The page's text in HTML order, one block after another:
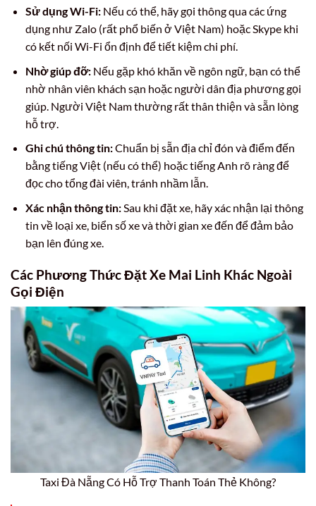
Sử dụng Wi-Fi:Nếu có thể, hãy gọi thông qua các ứng
dụng như Zalo (rất phổ biến ở Việt Nam) hoặc Skype khi
có kết nối Wi-Fi ổn định để tiết kiệm chi phí.
Nhờ giúp đỡ:Nếu gặp khó khăn về ngôn ngữ, bạn có thể
nhờ nhân viên khách sạn hoặc người dân địa phương gọi
giúp. Người Việt Nam thường rất thân thiện và sẵn lòng
hỗ trợ.
Ghi chú thông tin:Chuẩn bị sẵn địa chỉ đón và điểm đến
bằng tiếng Việt (nếu có thể) hoặc tiếng Anh rõ ràng để
đọc cho tổng đài viên, tránh nhầm lẫn.
Xác nhận thông tin:Sau khi đặt xe, hãy xác nhận lại thông
tin về loại xe, biển số xe và thời gian xe đến để đảm bảo
bạn lên đúng xe.
Các Phương Thức Đặt Xe Mai Linh Khác Ngoài
Gọi Điện
Taxi Đà Nẵng Có Hỗ Trợ Thanh Toán Thẻ Không?